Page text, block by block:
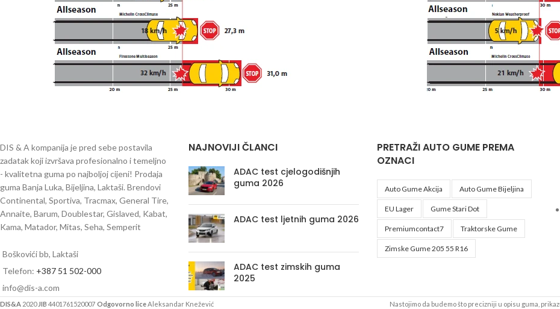
DIS & A kompanija je pred sebe postavila
zadatak koji izvršava profesionalno i temeljno
- kvalitetna guma po najboljoj cijeni! Prodaja
guma Banja Luka, Bijeljina, Laktaši. Brendovi
Continental, Sportiva, Tracmax, General Tire,
Annaite, Barum, Doublestar, Gislaved, Kabat,
Kama, Matador, Mitas, Seha, Semperit
Boškovići bb, Laktaši
Telefon: +387 51 502-000
info@dis-a.com
NAJNOVIJI ČLANCI
ADAC test cjelogodišnjih
guma 2026
ADAC test ljetnih guma 2026
ADAC test zimskih guma
2025
PRETRAŽI AUTO GUME PREMA
OZNACI
Auto Gume Akcija Auto Gume Bijeljina
EU Lager Gume Stari Dot
Premiumcontact7 Traktorske Gume
Zimske Gume 205 55 R16
DIS&A 2020 JIB 4401761520007 Odgovorno liceAleksandar Knežević Nastojimo da budemo što precizniji u opisu guma,